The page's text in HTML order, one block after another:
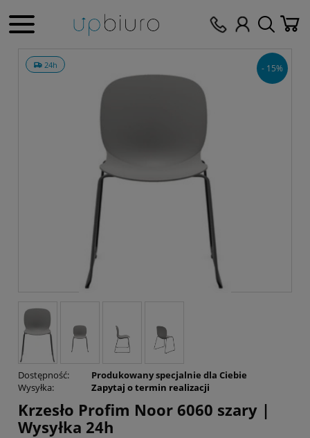
- 15%
24h
Dostępność:
Produkowany specjalnie dla Ciebie
Wysyłka:
Zapytaj o termin realizacji
Krzesło Profim Noor 6060 szary |
Wysyłka 24h